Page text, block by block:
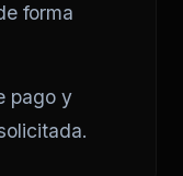
forma
pago y